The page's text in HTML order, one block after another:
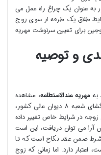
به عنوان یک چراغ راه عمل می
طلاق یک طرفه از سوی زوج
برای تعیین سرنوشت مهریه
و توصیه
بهمهریه عندالاستطاعه، مشاهده
شد که آرای قضایی، به ویژه حکم راهگشای شعبه ۸ دیوان عالی کشور،
زوجه در شرایط خاص تغییر داده
آرا می توان دریافت، این است
شرط ضمن عقد نکاح است که تا
اعتبار دارد. اما زمانی که زوج